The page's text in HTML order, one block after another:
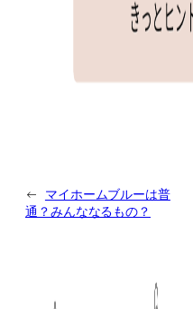
← マイホームブルーは普
通？みんななるもの？